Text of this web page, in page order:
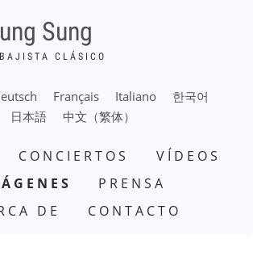
Sung
CLÁSICO
Français Italiano 한국어
日本語 中文（繁体）
CONCIERTOS
VÍDEOS
PRENSA
DE
CONTACTO